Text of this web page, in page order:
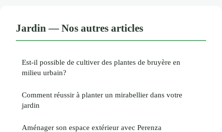
Jardin — Nos autres articles
Est-il possible de cultiver des plantes de bruyère en
milieu urbain?
Comment réussir à planter un mirabellier dans votre
jardin
Aménager son espace extérieur avec Perenza